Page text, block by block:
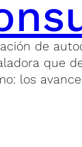
de
que
los